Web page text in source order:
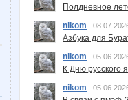
Полдневное
nikom
Азбука для
nikom
К Дню русского
nikom